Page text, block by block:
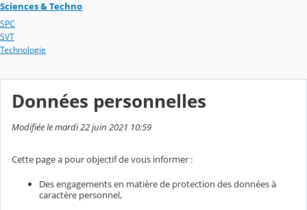
Sciences & Techno
SPC
SVT
Technologie
Données personnelles
Modifiée le mardi 22 juin 2021 10:59
Cette page a pour objectif de vous informer :
Des engagements en matière de protection des données à
caractère personnel,